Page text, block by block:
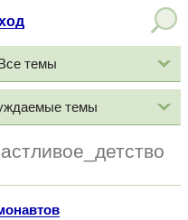
темы
темы